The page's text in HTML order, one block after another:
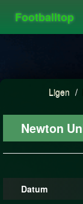
Footballtop
Ligen /
Newton
Datum